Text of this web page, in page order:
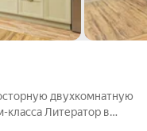
двухкомнатную
Литератор в